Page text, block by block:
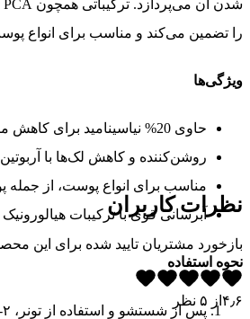
را تضمین می‌کند و مناسب برای انواع
ویژگی‌ها
حاوی 20% نیاسینامید برای کاهش منافذ باز و بهبود بافت پوست
روشن‌کننده و کاهش لک‌ها با آربوتین
مناسب برای انواع پوست، از
آبرسانی قوی با ترکیبات
نحوه استفاده
پس از شستشو و استفاده از تونر، ۲-۳ قطره از سرم را روی کل صورت بمالید (از برخورد با نواحی چشم و دهان خودداری کنید).
نظرات کاربران
بازخورد مشتریان تایید شده برای این
۴٫۶ از ۵ نظر